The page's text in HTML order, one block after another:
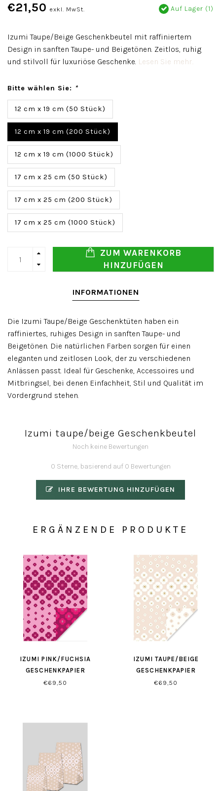
€21,50 exkl. MwSt. Auf Lager (1)
Izumi Taupe/Beige Geschenkbeutel mit raffiniertem
Design in sanften Taupe- und Beigetönen. Zeitlos, ruhig
und stilvoll für luxuriöse Geschenke. Lesen Sie mehr..
Bitte wählen Sie: *
12 cm x 19 cm (50 Stück)
12 cm x 19 cm (200 Stück)
12 cm x 19 cm (1000 Stück)
17 cm x 25 cm (50 Stück)
17 cm x 25 cm (200 Stück)
17 cm x 25 cm (1000 Stück)
ZUM WARENKORB
HINZUFÜGEN
INFORMATIONEN
Die Izumi Taupe/Beige Geschenktüten haben ein
raffiniertes, ruhiges Design in sanften Taupe- und
Beigetönen. Die natürlichen Farben sorgen für einen
eleganten und zeitlosen Look, der zu verschiedenen
Anlässen passt. Ideal für Geschenke, Accessoires und
Mitbringsel, bei denen Einfachheit, Stil und Qualität im
Vordergrund stehen.
Izumi taupe/beige Geschenkbeutel
Noch keine Bewertungen
0 Sterne, basierend auf 0 Bewertungen
IHRE BEWERTUNG HINZUFÜGEN
ERGÄNZENDE PRODUKTE
IZUMI PINK/FUCHSIA
GESCHENKPAPIER
€69,50
IZUMI TAUPE/BEIGE
GESCHENKPAPIER
€69,50